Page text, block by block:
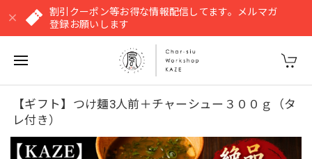
割引クーポン等お得な情報配信してます。メルマガ
登録お願いします
【ギフト】つけ麺3人前＋チャーシュー３００ｇ（タ
レ付き）